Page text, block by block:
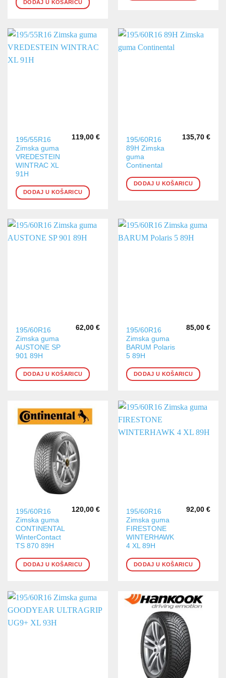
DODAJ U KOŠARICU
195/55R16
Zimska guma
VREDESTEIN
WINTRAC XL
91H
119,00 €
DODAJ U KOŠARICU
195/60R16
89H Zimska
guma
Continental
135,70 €
DODAJ U KOŠARICU
195/60R16
Zimska guma
AUSTONE SP
901 89H
62,00 €
DODAJ U KOŠARICU
195/60R16
Zimska guma
BARUM Polaris
5 89H
85,00 €
DODAJ U KOŠARICU
195/60R16
Zimska guma
CONTINENTAL
WinterContact
TS 870 89H
120,00 €
DODAJ U KOŠARICU
195/60R16
Zimska guma
FIRESTONE
WINTERHAWK
4 XL 89H
92,00 €
DODAJ U KOŠARICU